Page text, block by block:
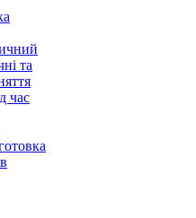
та
час